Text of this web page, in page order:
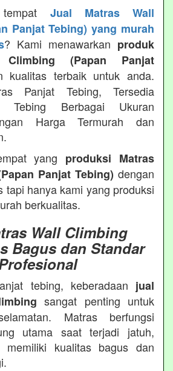
Jual Matras Wall
Panjat Tebing) yang murah
? Kami menawarkan produk
(Papan Panjat
kualitas terbaik untuk anda.
Panjat Tebing, Tersedia
Tebing Berbagai Ukuran
Harga Termurah dan
yang produksi Matras
Panjat Tebing) dengan
tapi hanya kami yang produksi
berkualitas.
Wall Climbing
Bagus dan Standar
tebing, keberadaan jual
sangat penting untuk
Matras berfungsi
utama saat terjadi jatuh,
memiliki kualitas bagus dan